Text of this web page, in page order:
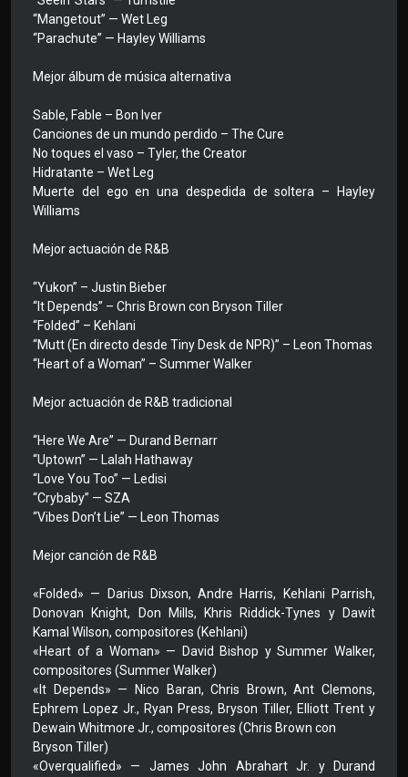
“Mangetout” — Wet Leg
“Parachute” — Hayley Williams
Mejor álbum de música alternativa
Sable, Fable – Bon Iver
Canciones de un mundo perdido – The Cure
No toques el vaso – Tyler, the Creator
Hidratante – Wet Leg
Muerte del ego en una despedida de soltera – Hayley
Williams
Mejor actuación de R&B
“Yukon” – Justin Bieber
“It Depends” – Chris Brown con Bryson Tiller
“Folded” – Kehlani
“Mutt (En directo desde Tiny Desk de NPR)” – Leon Thomas
“Heart of a Woman” – Summer Walker
Mejor actuación de R&B tradicional
“Here We Are” — Durand Bernarr
“Uptown” — Lalah Hathaway
“Love You Too” — Ledisi
“Crybaby” — SZA
“Vibes Don’t Lie” — Leon Thomas
Mejor canción de R&B
«Folded» — Darius Dixson, Andre Harris, Kehlani Parrish,
Donovan Knight, Don Mills, Khris Riddick-Tynes y Dawit
Kamal Wilson, compositores (Kehlani)
«Heart of a Woman» — David Bishop y Summer Walker,
compositores (Summer Walker)
«It Depends» — Nico Baran, Chris Brown, Ant Clemons,
Ephrem Lopez Jr., Ryan Press, Bryson Tiller, Elliott Trent y
Dewain Whitmore Jr., compositores (Chris Brown con
Bryson Tiller)
«Overqualified» — James John Abrahart Jr. y Durand